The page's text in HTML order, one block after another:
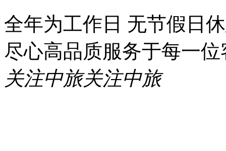
全年为工作日 无节假日
尽心高品质服务于每一位
关注中旅关注中旅